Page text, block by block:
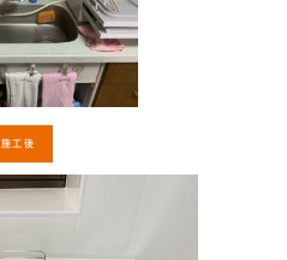
施工後